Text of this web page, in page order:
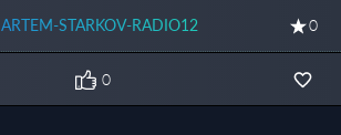
ARTEM-STARKOV-RADIO12 0
0